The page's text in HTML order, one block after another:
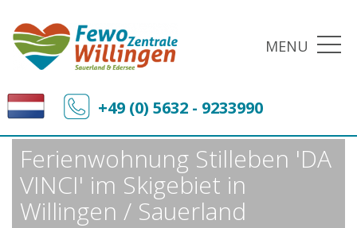
MENU
+49 (0) 5632 - 9233990
Fewo-Zentrale Willingen
Sonderangebote
Ferienwohnung Stilleben 'DA VINCI' im Skigebiet in Willingen / Sauerland
Ferienwohnung Stilleben 'DA
VINCI' im Skigebiet in
Willingen / Sauerland